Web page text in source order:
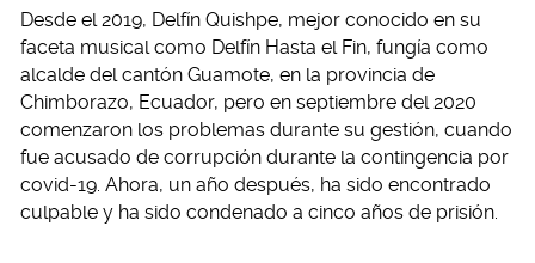
Desde el 2019, Delfín Quishpe, mejor conocido en su
faceta musical como Delfín Hasta el Fin, fungía como
alcalde del cantón Guamote, en la provincia de
Chimborazo, Ecuador, pero en septiembre del 2020
comenzaron los problemas durante su gestión, cuando
fue acusado de corrupción durante la contingencia por
covid-19. Ahora, un año después, ha sido encontrado
culpable y ha sido condenado a cinco años de prisión.